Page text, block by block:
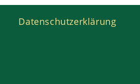
Datenschutzerklärung